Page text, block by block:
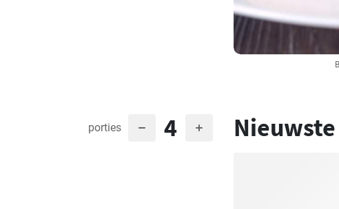
porties 4